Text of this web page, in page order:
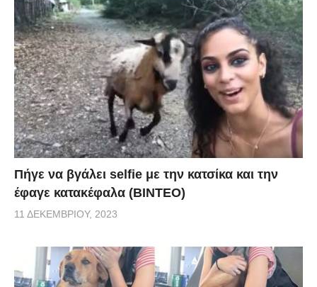
Πήγε να βγάλει selfie με την κατσίκα και την
έφαγε κατακέφαλα (ΒΙΝΤΕΟ)
11 ΔΕΚΕΜΒΡΊΟΥ, 2023